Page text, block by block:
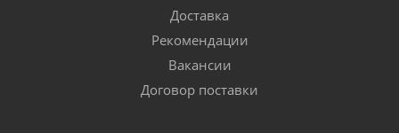
Доставка
Рекомендации
Вакансии
Договор поставки